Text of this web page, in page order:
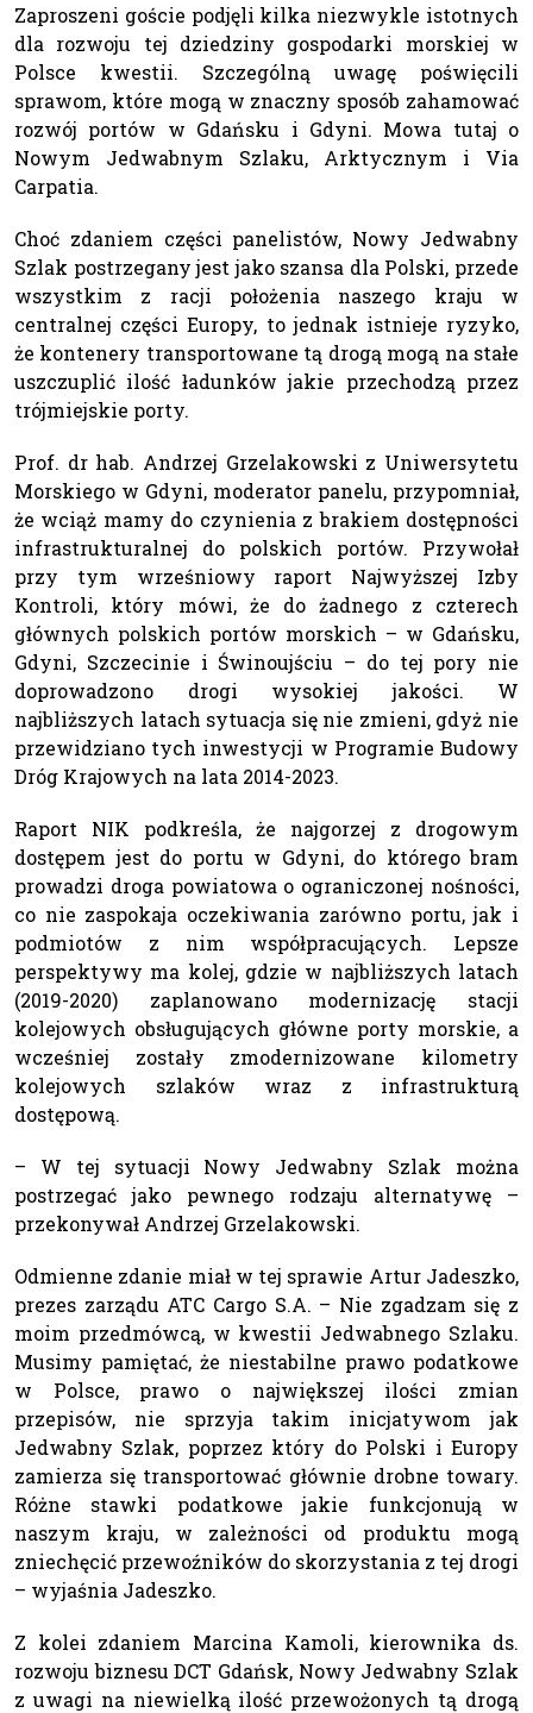
Zaproszeni goście podjęli kilka niezwykle istotnych
dla rozwoju tej dziedziny gospodarki morskiej w
Polsce kwestii. Szczególną uwagę poświęcili
sprawom, które mogą w znaczny sposób zahamować
rozwój portów w Gdańsku i Gdyni. Mowa tutaj o
Nowym Jedwabnym Szlaku, Arktycznym i Via
Carpatia.
Choć zdaniem części panelistów, Nowy Jedwabny
Szlak postrzegany jest jako szansa dla Polski, przede
wszystkim z racji położenia naszego kraju w
centralnej części Europy, to jednak istnieje ryzyko,
że kontenery transportowane tą drogą mogą na stałe
uszczuplić ilość ładunków jakie przechodzą przez
trójmiejskie porty.
Prof. dr hab. Andrzej Grzelakowski z Uniwersytetu
Morskiego w Gdyni, moderator panelu, przypomniał,
że wciąż mamy do czynienia z brakiem dostępności
infrastrukturalnej do polskich portów. Przywołał
przy tym wrześniowy raport Najwyższej Izby
Kontroli, który mówi, że do żadnego z czterech
głównych polskich portów morskich – w Gdańsku,
Gdyni, Szczecinie i Świnoujściu – do tej pory nie
doprowadzono drogi wysokiej jakości. W
najbliższych latach sytuacja się nie zmieni, gdyż nie
przewidziano tych inwestycji w Programie Budowy
Dróg Krajowych na lata 2014-2023.
Raport NIK podkreśla, że najgorzej z drogowym
dostępem jest do portu w Gdyni, do którego bram
prowadzi droga powiatowa o ograniczonej nośności,
co nie zaspokaja oczekiwania zarówno portu, jak i
podmiotów z nim współpracujących. Lepsze
perspektywy ma kolej, gdzie w najbliższych latach
(2019-2020) zaplanowano modernizację stacji
kolejowych obsługujących główne porty morskie, a
wcześniej zostały zmodernizowane kilometry
kolejowych szlaków wraz z infrastrukturą
dostępową.
– W tej sytuacji Nowy Jedwabny Szlak można
postrzegać jako pewnego rodzaju alternatywę –
przekonywał Andrzej Grzelakowski.
Odmienne zdanie miał w tej sprawie Artur Jadeszko,
prezes zarządu ATC Cargo S.A. – Nie zgadzam się z
moim przedmówcą, w kwestii Jedwabnego Szlaku.
Musimy pamiętać, że niestabilne prawo podatkowe
w Polsce, prawo o największej ilości zmian
przepisów, nie sprzyja takim inicjatywom jak
Jedwabny Szlak, poprzez który do Polski i Europy
zamierza się transportować głównie drobne towary.
Różne stawki podatkowe jakie funkcjonują w
naszym kraju, w zależności od produktu mogą
zniechęcić przewoźników do skorzystania z tej drogi
– wyjaśnia Jadeszko.
Z kolei zdaniem Marcina Kamoli, kierownika ds.
rozwoju biznesu DCT Gdańsk, Nowy Jedwabny Szlak
z uwagi na niewielką ilość przewożonych tą drogą